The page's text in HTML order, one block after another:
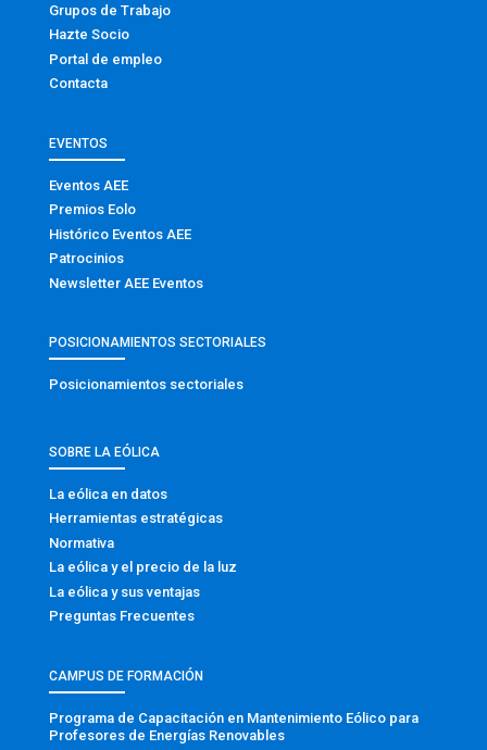
Grupos de Trabajo
Hazte Socio
Portal de empleo
Contacta
EVENTOS
Eventos AEE
Premios Eolo
Histórico Eventos AEE
Patrocinios
Newsletter AEE Eventos
POSICIONAMIENTOS SECTORIALES
Posicionamientos sectoriales
SOBRE LA EÓLICA
La eólica en datos
Herramientas estratégicas
Normativa
La eólica y el precio de la luz
La eólica y sus ventajas
Preguntas Frecuentes
CAMPUS DE FORMACIÓN
Programa de Capacitación en Mantenimiento Eólico para
Profesores de Energías Renovables